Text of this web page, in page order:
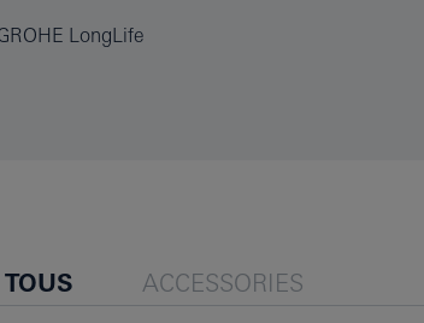
LongLife
TOUS ACCESSORIES